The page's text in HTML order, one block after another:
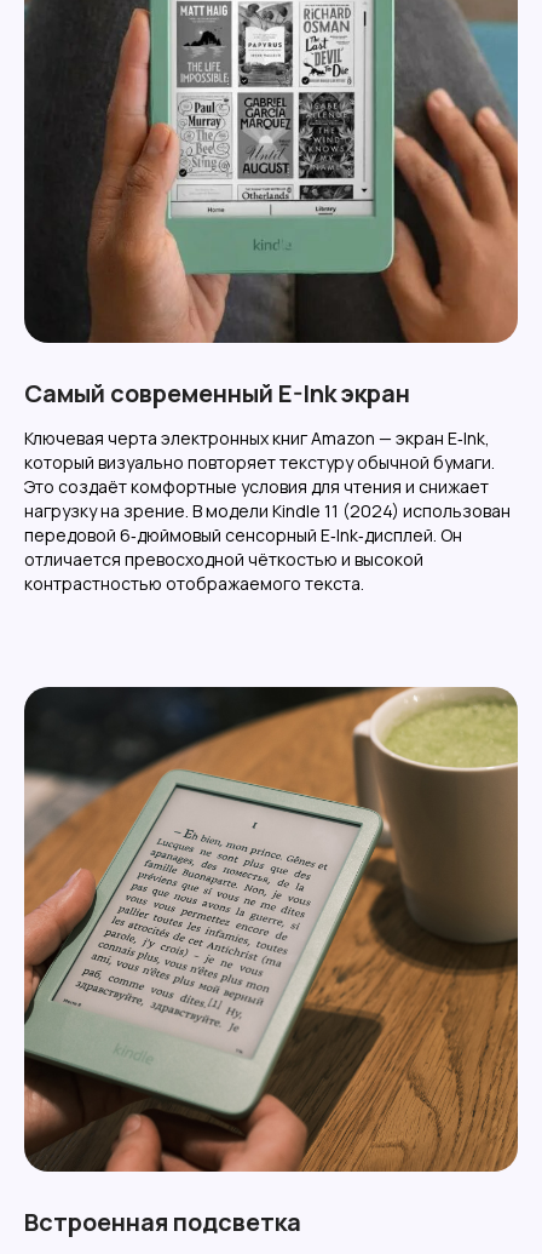
Самый современный E-Ink экран
Ключевая черта электронных книг Amazon — экран E‑Ink,
который визуально повторяет текстуру обычной бумаги.
Это создаёт комфортные условия для чтения и снижает
нагрузку на зрение. В модели Kindle 11 (2024) использован
передовой 6‑дюймовый сенсорный E‑Ink‑дисплей. Он
отличается превосходной чёткостью и высокой
контрастностью отображаемого текста.
Встроенная подсветка